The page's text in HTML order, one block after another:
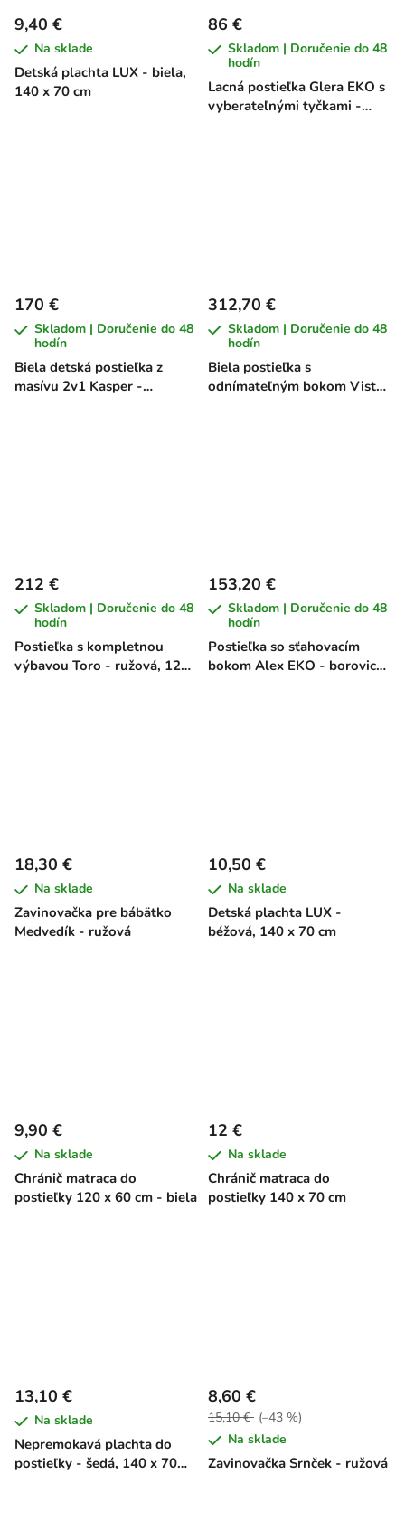
Detská plachta LUX - biela,
140 x 70 cm
9,40 €
Na sklade
Lacná postieľka Glera EKO s
vyberateľnými tyčkami -
86 €
Skladom | Doručenie do 48
hodín
Biela detská postieľka z
masívu 2v1 Kasper -
170 €
Skladom | Doručenie do 48
hodín
Biela postieľka s
odnímateľným bokom Vista
312,70 €
Skladom | Doručenie do 48
hodín
Postieľka s kompletnou
výbavou Toro - ružová, 120
212 €
Skladom | Doručenie do 48
hodín
Postieľka so sťahovacím
bokom Alex EKO - borovica,
153,20 €
Skladom | Doručenie do 48
hodín
Zavinovačka pre bábätko
Medvedík - ružová
18,30 €
Na sklade
Detská plachta LUX -
béžová, 140 x 70 cm
10,50 €
Na sklade
Chránič matraca do
postieľky 120 x 60 cm - biela
9,90 €
Na sklade
Chránič matraca do
postieľky 140 x 70 cm
12 €
Na sklade
Nepremokavá plachta do
postieľky - šedá, 140 x 70
13,10 €
Na sklade
Zavinovačka Srnček - ružová
8,60 €
15,10 € (–43 %)
Na sklade